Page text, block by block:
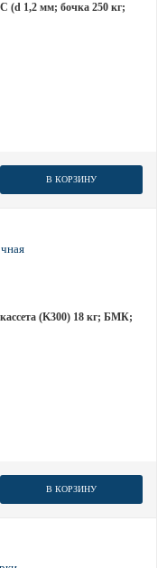
(d 1,2 мм; бочка 250 кг;
В КОРЗИНУ
(K300) 18 кг; БМК;
В КОРЗИНУ